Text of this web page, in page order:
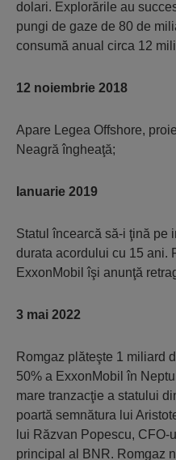
dolari. Explorările au
pungi de gaze de 80 de
consumă anual circa 12
12 noiembrie 2018
Apare Legea Offshore,
Neagră îngheaţă;
Ianuarie 2019
Statul încearcă să-i ţină pe
durata acordului cu 15 ani.
ExxonMobil îşi anunţă
3 mai 2022
Romgaz plăteşte 1 miliard
50% a ExxonMobil în
mare tranzacţie a statului
poartă semnătura lui
lui Răzvan Popescu,
principal al BNR. Romgaz